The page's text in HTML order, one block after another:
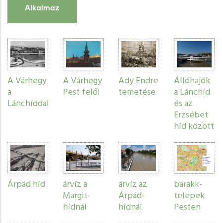
A Várhegy
a
Lánchíddal
A Várhegy
Pest felől
Ady Endre
temetése
Állóhajók
a Lánchíd
és az
Erzsébet
híd között
Árpád híd árvíz a
Margit-
hídnál
árvíz az
Árpád-
hídnál
barakk-
telepek
Pesten